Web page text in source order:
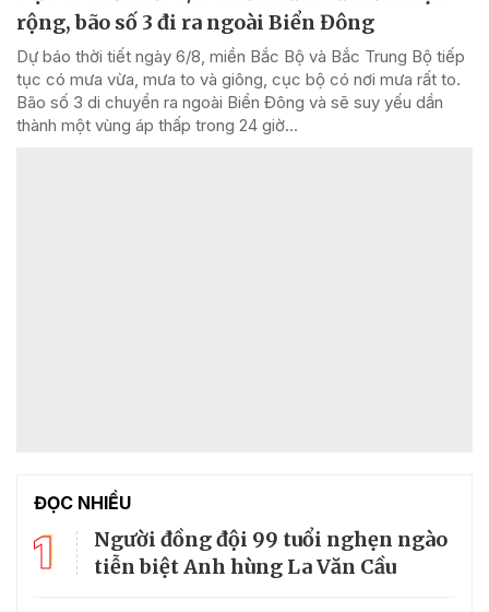
rộng, bão số 3 đi ra ngoài Biển Đông
Dự báo thời tiết ngày 6/8, miền Bắc Bộ và Bắc Trung Bộ tiếp
tục có mưa vừa, mưa to và giông, cục bộ có nơi mưa rất to.
Bão số 3 di chuyển ra ngoài Biển Đông và sẽ suy yếu dần
thành một vùng áp thấp trong 24 giờ...
ĐỌC NHIỀU
1
Người đồng đội 99 tuổi nghẹn ngào
tiễn biệt Anh hùng La Văn Cầu